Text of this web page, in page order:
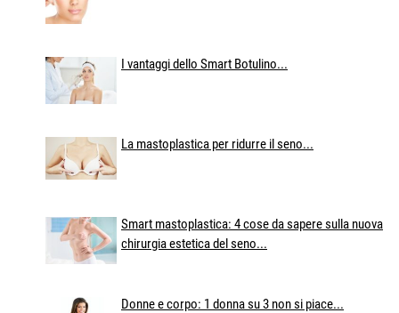
I vantaggi dello Smart Botulino...
La mastoplastica per ridurre il seno...
Smart mastoplastica: 4 cose da sapere sulla nuova
chirurgia estetica del seno...
Donne e corpo: 1 donna su 3 non si piace...